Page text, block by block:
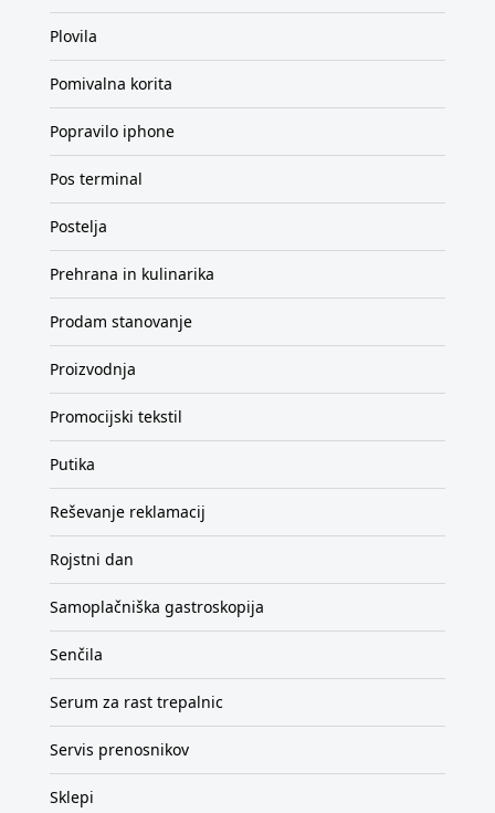
Plovila
Pomivalna korita
Popravilo iphone
Pos terminal
Postelja
Prehrana in kulinarika
Prodam stanovanje
Proizvodnja
Promocijski tekstil
Putika
Reševanje reklamacij
Rojstni dan
Samoplačniška gastroskopija
Senčila
Serum za rast trepalnic
Servis prenosnikov
Sklepi